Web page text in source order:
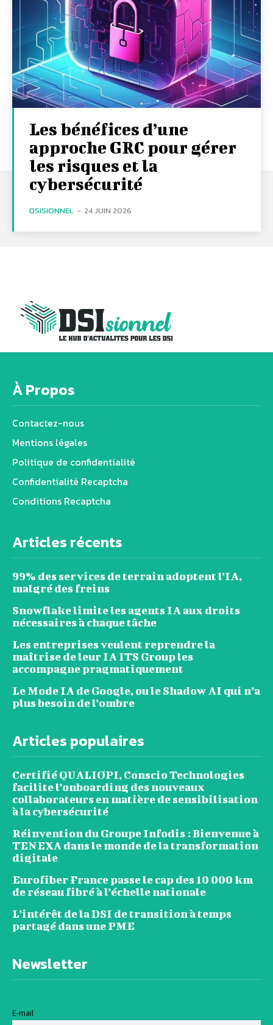
Les bénéfices d’une
approche GRC pour gérer
les risques et la
cybersécurité
DSISIONNEL - 24 JUIN 2026
À Propos
Contactez-nous
Mentions légales
Politique de confidentialité
Confidentialité Recaptcha
Conditions Recaptcha
Articles récents
99% des services de terrain adoptent l’IA,
malgré des freins
Snowflake limite les agents IA aux droits
nécessaires à chaque tâche
Les entreprises veulent reprendre la
maîtrise de leur IA ITS Group les
accompagne pragmatiquement
Le Mode IA de Google, ou le Shadow AI qui n’a
plus besoin de l’ombre
Articles populaires
Certifié QUALIOPI, Conscio Technologies
facilite l’onboarding des nouveaux
collaborateurs en matière de sensibilisation
à la cybersécurité
Réinvention du Groupe Infodis : Bienvenue à
TENEXA dans le monde de la transformation
digitale
Eurofiber France passe le cap des 10 000 km
de réseau fibré à l’échelle nationale
L’intérêt de la DSI de transition à temps
partagé dans une PME
Newsletter
E-mail